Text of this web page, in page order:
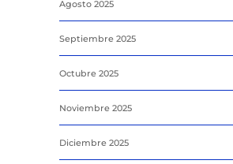
Agosto 2025
Septiembre 2025
Octubre 2025
Noviembre 2025
Diciembre 2025